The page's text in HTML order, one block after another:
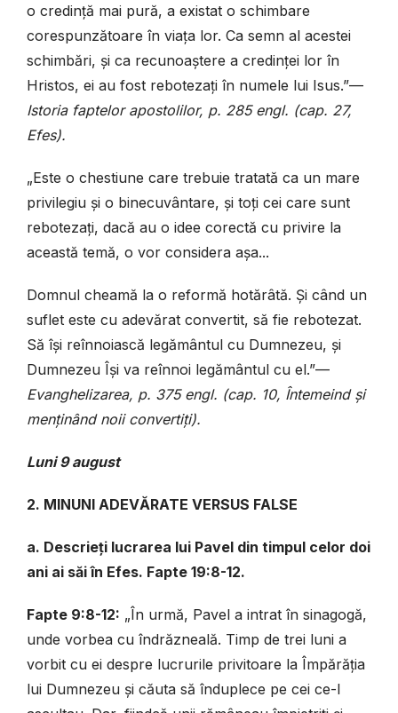
o credință mai pură, a existat o schimbare
corespunzătoare în viața lor. Ca semn al acestei
schimbări, și ca recunoaștere a credinței lor în
Hristos, ei au fost rebotezați în numele lui Isus.”—
Istoria faptelor apostolilor, p. 285 engl. (cap. 27,
Efes).
„Este o chestiune care trebuie tratată ca un mare
privilegiu și o binecuvântare, și toți cei care sunt
rebotezați, dacă au o idee corectă cu privire la
această temă, o vor considera așa...
Domnul cheamă la o reformă hotărâtă. Și când un
suflet este cu adevărat convertit, să fie rebotezat.
Să își reînnoiască legământul cu Dumnezeu, și
Dumnezeu Își va reînnoi legământul cu el.”—
Evanghelizarea, p. 375 engl. (cap. 10, Întemeind și
menținând noii convertiți).
Luni 9 august
2. MINUNI ADEVĂRATE VERSUS FALSE
a. Descrieți lucrarea lui Pavel din timpul celor doi
ani ai săi în Efes. Fapte 19:8-12.
Fapte 9:8-12: „În urmă, Pavel a intrat în sinagogă,
unde vorbea cu îndrăzneală. Timp de trei luni a
vorbit cu ei despre lucrurile privitoare la Împărăția
lui Dumnezeu și căuta să înduplece pe cei ce-l